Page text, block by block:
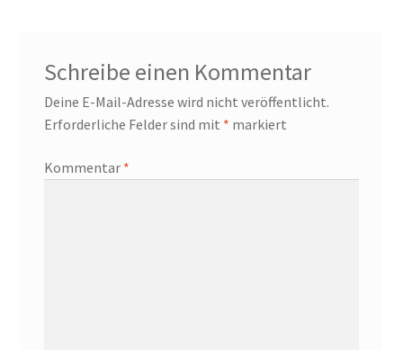
Schreibe einen Kommentar
Deine E-Mail-Adresse wird nicht veröffentlicht.
Erforderliche Felder sind mit * markiert
Kommentar *